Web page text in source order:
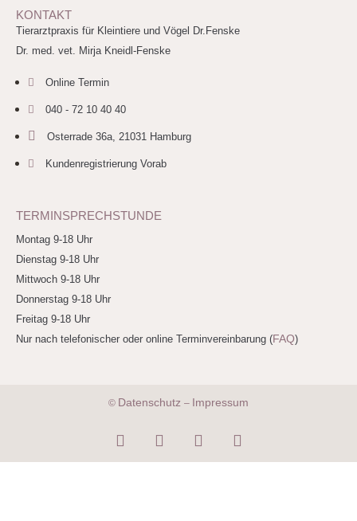
KONTAKT
Tierarztpraxis für Kleintiere und Vögel Dr.Fenske
Dr. med. vet. Mirja Kneidl-Fenske
Online Termin
040 - 72 10 40 40
Osterrade 36a, 21031 Hamburg
Kundenregistrierung Vorab
TERMINSPRECHSTUNDE
Montag 9-18 Uhr
Dienstag 9-18 Uhr
Mittwoch 9-18 Uhr
Donnerstag 9-18 Uhr
Freitag 9-18 Uhr
Nur nach telefonischer oder online Terminvereinbarung (FAQ)
© Datenschutz – Impressum